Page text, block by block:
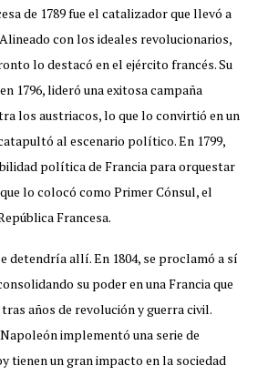
de 1789 fue el catalizador que llevó a
con los ideales revolucionarios,
lo destacó en el ejército francés. Su
1796, lideró una exitosa campaña
los austriacos, lo que lo convirtió en un
al escenario político. En 1799,
política de Francia para orquestar
lo colocó como Primer Cónsul, el
Francesa.
detendría allí. En 1804, se proclamó a sí
su poder en una Francia que
años de revolución y guerra civil.
implementó una serie de
tienen un gran impacto en la sociedad